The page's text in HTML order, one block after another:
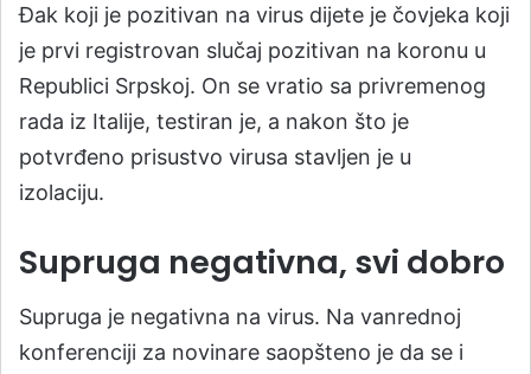
Đak koji je pozitivan na virus dijete je čovjeka koji
je prvi registrovan slučaj pozitivan na koronu u
Republici Srpskoj. On se vratio sa privremenog
rada iz Italije, testiran je, a nakon što je
potvrđeno prisustvo virusa stavljen je u
izolaciju.
Supruga negativna, svi dobro
Supruga je negativna na virus. Na vanrednoj
konferenciji za novinare saopšteno je da se i